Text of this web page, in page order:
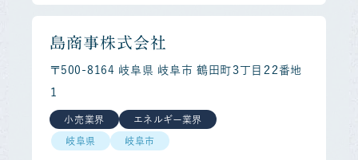
島商事株式会社
〒500-8164 岐阜県 岐阜市 鶴田町３丁目２２番地
１
小売業界 エネルギー業界
岐阜県 岐阜市